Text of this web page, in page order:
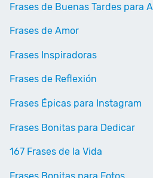
Frases de Buenas Tardes para
Frases de Amor
Frases Inspiradoras
Frases de Reflexión
Frases Épicas para Instagram
Frases Bonitas para Dedicar
167 Frases de la Vida